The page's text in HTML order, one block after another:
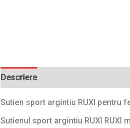
Descriere
Sutien sport argintiu RUXI pentru
Sutienul sport argintiu RUXI